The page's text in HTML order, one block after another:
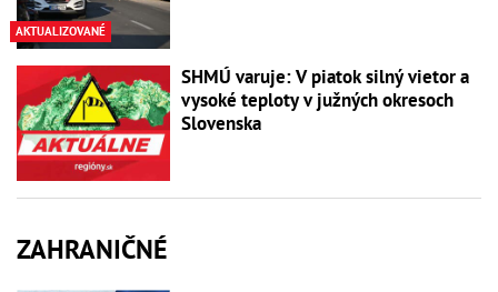
AKTUALIZOVANÉ
SHMÚ varuje: V piatok silný vietor a
vysoké teploty v južných okresoch
Slovenska
ZAHRANIČNÉ